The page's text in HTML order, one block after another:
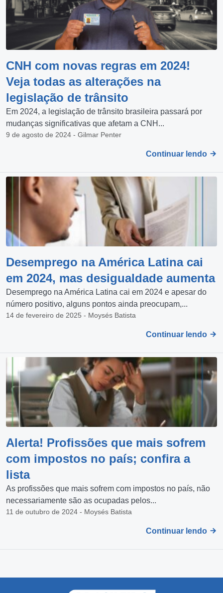
CNH com novas regras em 2024!
Veja todas as alterações na
legislação de trânsito
Em 2024, a legislação de trânsito brasileira passará por
mudanças significativas que afetam a CNH...
9 de agosto de 2024 - Gilmar Penter
Continuar lendo
Desemprego na América Latina cai
em 2024, mas desigualdade aumenta
Desemprego na América Latina cai em 2024 e apesar do
número positivo, alguns pontos ainda preocupam,...
14 de fevereiro de 2025 - Moysés Batista
Continuar lendo
Alerta! Profissões que mais sofrem
com impostos no país; confira a
lista
As profissões que mais sofrem com impostos no país, não
necessariamente são as ocupadas pelos...
11 de outubro de 2024 - Moysés Batista
Continuar lendo